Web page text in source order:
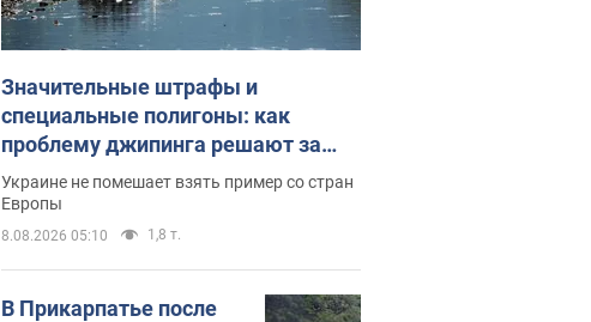
Значительные штрафы и
специальные полигоны: как
проблему джипинга решают за
границей
Украине не помешает взять пример со стран
Европы
8.08.2026 05:10 1,8 т.
В Прикарпатье после